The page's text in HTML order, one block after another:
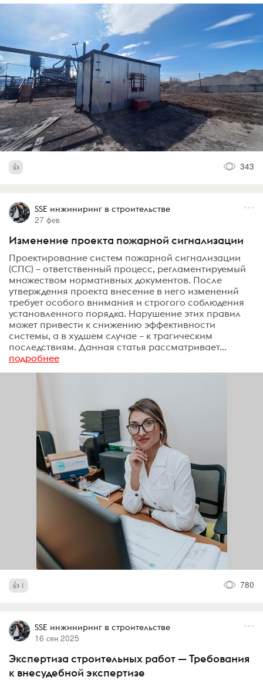
343
SSE инжиниринг в строительстве
27 фев
Изменение проекта пожарной сигнализации
Проектирование систем пожарной сигнализации
(СПС) – ответственный процесс, регламентируемый
множеством нормативных документов. После
утверждения проекта внесение в него изменений
требует особого внимания и строгого соблюдения
установленного порядка. Нарушение этих правил
может привести к снижению эффективности
системы, а в худшем случае – к трагическим
последствиям. Данная статья рассматривает...
подробнее
1 780
SSE инжиниринг в строительстве
16 сен 2025
Экспертиза строительных работ — Требования
к внесудебной экспертизе